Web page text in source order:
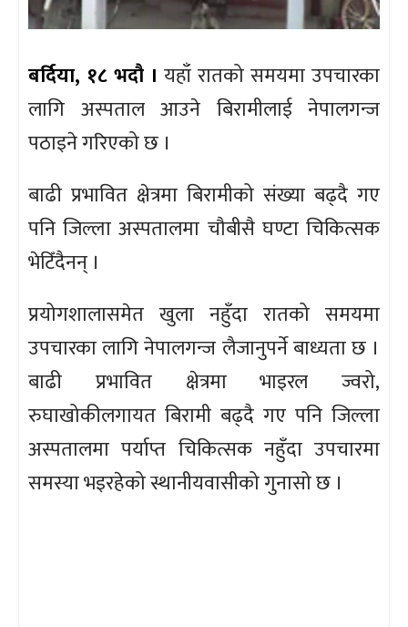
बर्दिया, १८ भदौ । यहाँ रातको समयमा उपचारका
लागि अस्पताल आउने बिरामीलाई नेपालगन्ज
पठाइने गरिएको छ ।
बाढी प्रभावित क्षेत्रमा बिरामीको संख्या बढ्दै गए
पनि जिल्ला अस्पतालमा चौबीसै घण्टा चिकित्सक
भेटिँदैनन् ।
प्रयोगशालासमेत खुला नहुँदा रातको समयमा
उपचारका लागि नेपालगन्ज लैजानुपर्ने बाध्यता छ ।
बाढी प्रभावित क्षेत्रमा भाइरल ज्वरो,
रुघाखोकीलगायत बिरामी बढ्दै गए पनि जिल्ला
अस्पतालमा पर्याप्त चिकित्सक नहुँदा उपचारमा
समस्या भइरहेको स्थानीयवासीको गुनासो छ ।